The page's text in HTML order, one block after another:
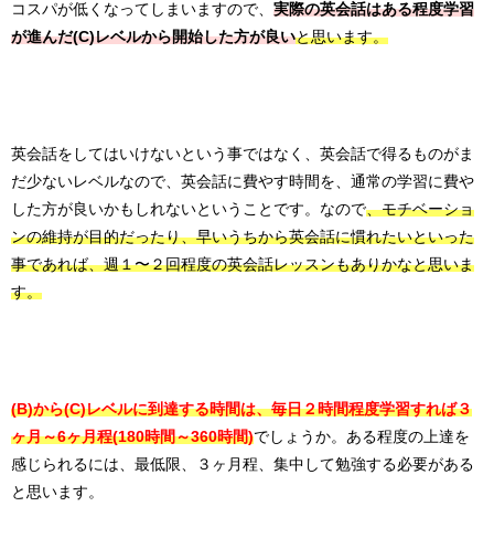
コスパが低くなってしまいますので、 実際の英会話はある程度学習
が進んだ(C)レベルから開始した方が良いと思います。
英会話をしてはいけないという事ではなく、英会話で得るものがま
だ少ないレベルなので、英会話に費やす時間を、通常の学習に費や
した方が良いかもしれないということです。なので、モチベーショ
ンの維持が目的だったり、早いうちから英会話に慣れたいといった
事であれば、週１〜２回程度の英会話レッスンもありかなと思いま
す。
(B)から(C)レベルに到達する時間は、毎日２時間程度学習すれば３
ヶ月～6ヶ月程(180時間～360時間)でしょうか。ある程度の上達を
感じられるには、最低限、３ヶ月程、集中して勉強する必要がある
と思います。